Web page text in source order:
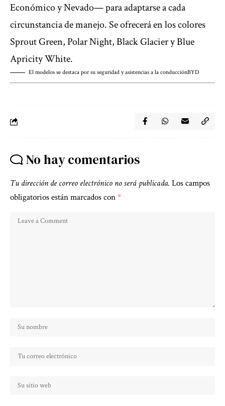
Económico y Nevado— para adaptarse a cada
circunstancia de manejo. Se ofrecerá en los colores
Sprout Green, Polar Night, Black Glacier y Blue
Apricity White.
El modelos se destaca por su seguridad y asistencias a la conducciónBYD
No hay comentarios
Tu dirección de correo electrónico no será publicada. Los campos
obligatorios están marcados con*